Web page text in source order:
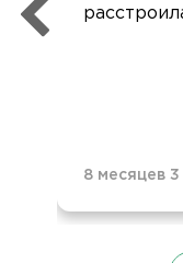
8 месяцев